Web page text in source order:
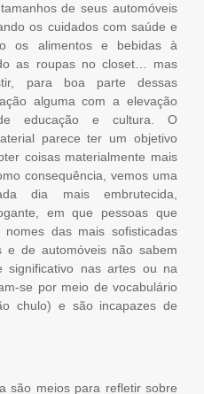
de seus automóveis
os cuidados com saúde e
os alimentos e bebidas à
as roupas no closet… mas
para boa parte dessas
alguma com a elevação
educação e cultura. O
parece ter um objetivo
coisas materialmente mais
consequência, vemos uma
dia mais embrutecida,
em que pessoas que
das mais sofisticadas
e de automóveis não sabem
significativo nas artes ou na
se por meio de vocabulário
chulo) e são incapazes de
são meios para refletir sobre